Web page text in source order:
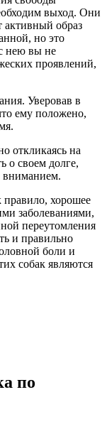
выход. Они
активный образ
но это
нею вы не
проявлений,
Уверовав в
ему положено,
откликаясь на
о своем долге,
вниманием.
хорошее
заболеваниями,
переутомления
и правильно
боли и
собак являются
по